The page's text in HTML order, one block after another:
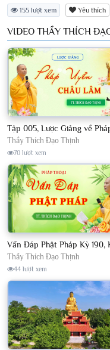
155 lượt xem Yêu thích
VIDEO THẦY THÍCH
Thầy Thích Đạo Thịnh
70 lượt xem
Thầy Thích Đạo Thịnh
44 lượt xem